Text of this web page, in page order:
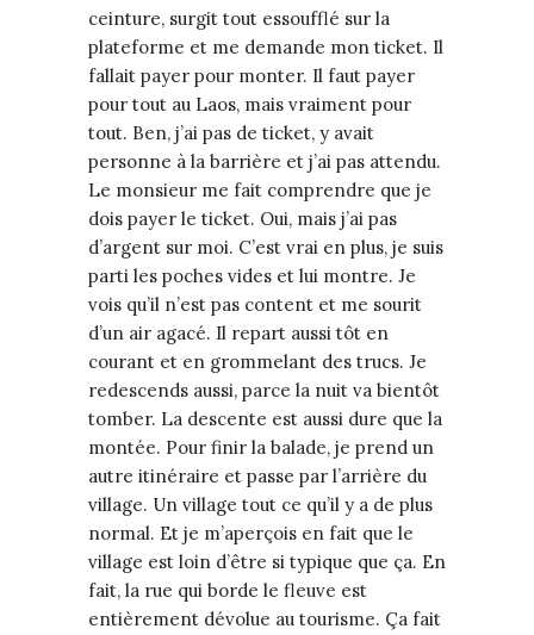
ceinture, surgit tout essoufflé sur la
plateforme et me demande mon ticket. Il
fallait payer pour monter. Il faut payer
pour tout au Laos, mais vraiment pour
tout. Ben, j’ai pas de ticket, y avait
personne à la barrière et j’ai pas attendu.
Le monsieur me fait comprendre que je
dois payer le ticket. Oui, mais j’ai pas
d’argent sur moi. C’est vrai en plus, je suis
parti les poches vides et lui montre. Je
vois qu’il n’est pas content et me sourit
d’un air agacé. Il repart aussi tôt en
courant et en grommelant des trucs. Je
redescends aussi, parce la nuit va bientôt
tomber. La descente est aussi dure que la
montée. Pour finir la balade, je prend un
autre itinéraire et passe par l’arrière du
village. Un village tout ce qu’il y a de plus
normal. Et je m’aperçois en fait que le
village est loin d’être si typique que ça. En
fait, la rue qui borde le fleuve est
entièrement dévolue au tourisme. Ça fait